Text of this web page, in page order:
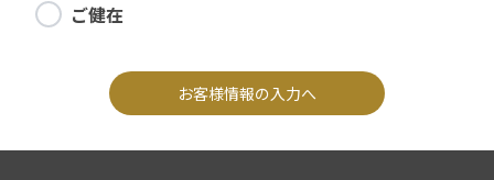
ご健在
お客様情報の入力へ